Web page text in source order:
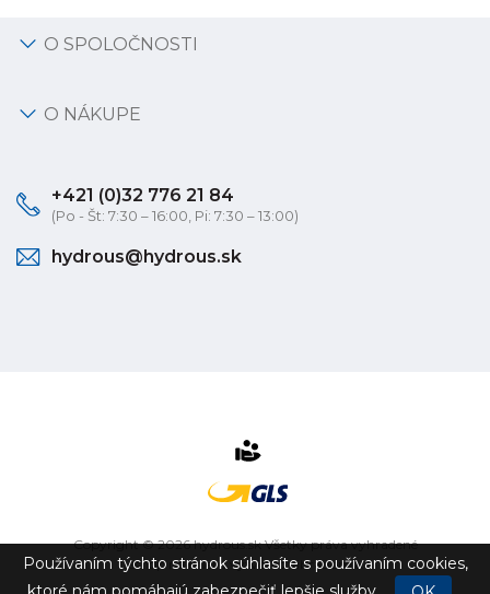
O SPOLOČNOSTI
O NÁKUPE
+421 (0)32 776 21 84
(Po - Št: 7:30 – 16:00, Pi: 7:30 – 13:00)
hydrous@hydrous.sk
Copyright © 2026 hydrous.sk Všetky práva vyhradené
eshop na mieruvytvorilovibration.sk
Používaním týchto stránok súhlasíte s používaním cookies,